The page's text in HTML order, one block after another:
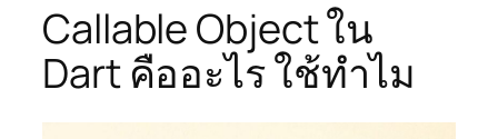
Callable Object ใน
Dart คืออะไร ใช้ทำไม